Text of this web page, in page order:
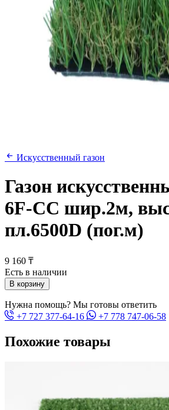
Искусственный газон
Газон
6F-CC шир.2м,
пл.6500D (пог.м)
9 160 ₸
Есть в наличии
В корзину
Нужна помощь? Мы готовы ответить
+7 727 377-64-16
+7 778 747-06-58
Похожие товары